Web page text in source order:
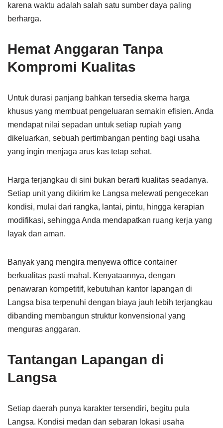
karena waktu adalah salah satu sumber daya paling
berharga.
Hemat Anggaran Tanpa
Kompromi Kualitas
Untuk durasi panjang bahkan tersedia skema harga
khusus yang membuat pengeluaran semakin efisien. Anda
mendapat nilai sepadan untuk setiap rupiah yang
dikeluarkan, sebuah pertimbangan penting bagi usaha
yang ingin menjaga arus kas tetap sehat.
Harga terjangkau di sini bukan berarti kualitas seadanya.
Setiap unit yang dikirim ke Langsa melewati pengecekan
kondisi, mulai dari rangka, lantai, pintu, hingga kerapian
modifikasi, sehingga Anda mendapatkan ruang kerja yang
layak dan aman.
Banyak yang mengira menyewa office container
berkualitas pasti mahal. Kenyataannya, dengan
penawaran kompetitif, kebutuhan kantor lapangan di
Langsa bisa terpenuhi dengan biaya jauh lebih terjangkau
dibanding membangun struktur konvensional yang
menguras anggaran.
Tantangan Lapangan di
Langsa
Setiap daerah punya karakter tersendiri, begitu pula
Langsa. Kondisi medan dan sebaran lokasi usaha